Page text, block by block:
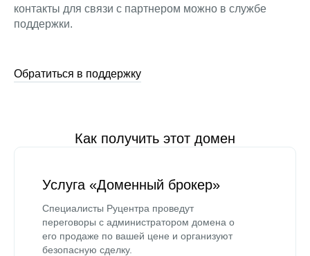
контакты для связи с партнером можно в службе
поддержки.
Обратиться в поддержку
Как получить этот домен
Услуга «Доменный брокер»
Специалисты Руцентра проведут
переговоры с администратором домена о
его продаже по вашей цене и организуют
безопасную сделку.